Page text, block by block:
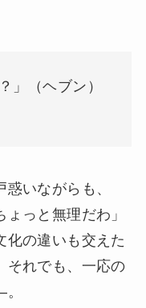
」（ヘブン）
いながらも、
ょっと無理だわ」
化の違いも交えた
それでも、一応の